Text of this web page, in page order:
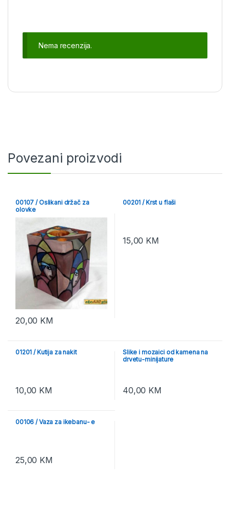
Nema recenzija.
Povezani proizvodi
00107 / Oslikani držač za
olovke
20,00 KM
00201 / Krst u flaši
15,00 KM
01201 / Kutija za nakit
10,00 KM
Slike i mozaici od kamena na
drvetu-minijature
40,00 KM
00106 / Vaza za ikebanu- е
25,00 KM